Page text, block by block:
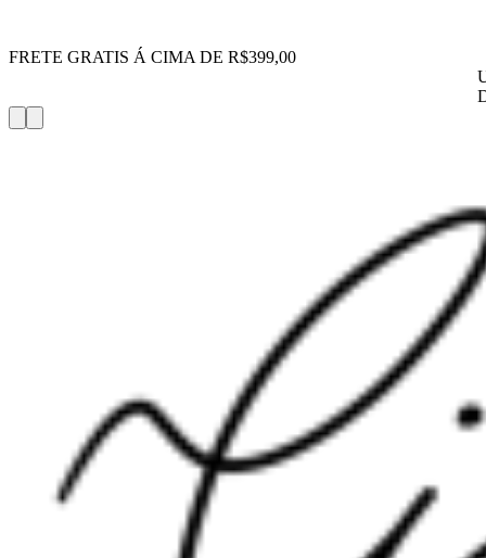
FRETE GRATIS Á CIMA DE R$399,00